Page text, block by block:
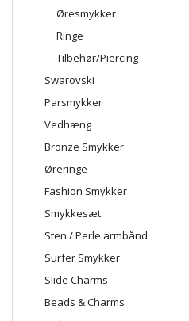
Øresmykker
Ringe
Tilbehør/Piercing
Swarovski
Parsmykker
Vedhæng
Bronze Smykker
Øreringe
Fashion Smykker
Smykkesæt
Sten / Perle armbånd
Surfer Smykker
Slide Charms
Beads & Charms